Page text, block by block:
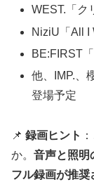
WEST.「ク
NiziU「All I
BE:FIRST
他、IMP.、
登場予定
📌 録画ヒント
か。 音声と照明
フル録画が推奨